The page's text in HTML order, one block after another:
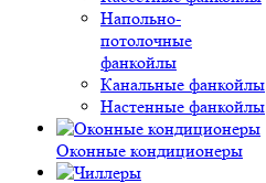
Напольно-
потолочные
фанкойлы
Канальные фанкойлы
Настенные фанкойлы
Оконные кондиционеры